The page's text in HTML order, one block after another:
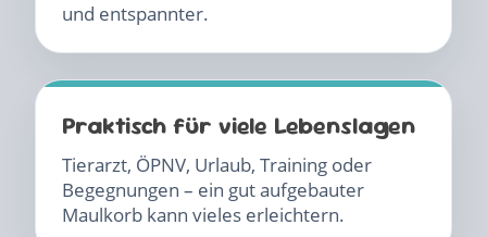
und entspannter.
Praktisch für viele Lebenslagen
Tierarzt, ÖPNV, Urlaub, Training oder
Begegnungen – ein gut aufgebauter
Maulkorb kann vieles erleichtern.